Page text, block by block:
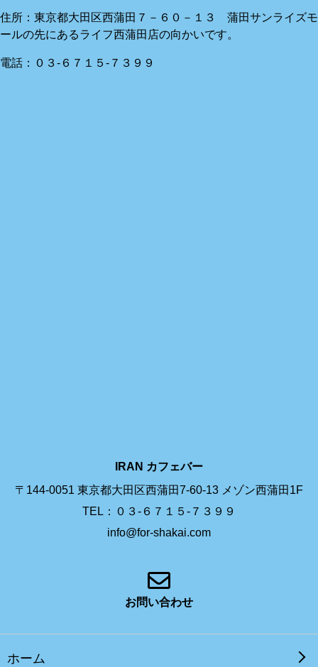
住所：東京都大田区西蒲田７－６０－１３ 蒲田サンライズモ
ールの先にあるライフ西蒲田店の向かいです。
電話：０３-６７１５-７３９９
IRAN カフェバー
〒144-0051 東京都大田区西蒲田7-60-13 メゾン西蒲田1F
TEL：０３-６７１５-７３９９
info@for-shakai.com
お問い合わせ
ホーム